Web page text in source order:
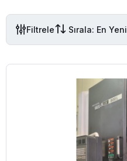
Filtrele Sırala: En Yeni